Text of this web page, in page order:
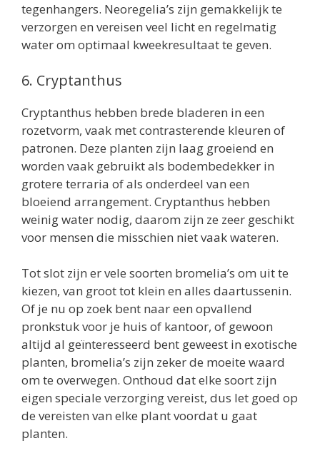
tegenhangers. Neoregelia’s zijn gemakkelijk te
verzorgen en vereisen veel licht en regelmatig
water om optimaal kweekresultaat te geven.
6. Cryptanthus
Cryptanthus hebben brede bladeren in een
rozetvorm, vaak met contrasterende kleuren of
patronen. Deze planten zijn laag groeiend en
worden vaak gebruikt als bodembedekker in
grotere terraria of als onderdeel van een
bloeiend arrangement. Cryptanthus hebben
weinig water nodig, daarom zijn ze zeer geschikt
voor mensen die misschien niet vaak wateren.
Tot slot zijn er vele soorten bromelia’s om uit te
kiezen, van groot tot klein en alles daartussenin.
Of je nu op zoek bent naar een opvallend
pronkstuk voor je huis of kantoor, of gewoon
altijd al geïnteresseerd bent geweest in exotische
planten, bromelia’s zijn zeker de moeite waard
om te overwegen. Onthoud dat elke soort zijn
eigen speciale verzorging vereist, dus let goed op
de vereisten van elke plant voordat u gaat
planten.